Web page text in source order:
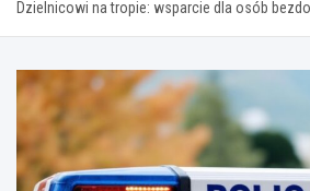
Dzielnicowi na tropie: wsparcie dla osób